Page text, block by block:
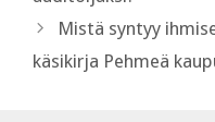
Mistä syntyy
käsikirja Pehmeä